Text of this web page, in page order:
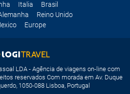
Italia
Brasil
Reino Unido
Europe
LDA - Agência de viagens on-line com
reservados Com morada em Av. Duque
1050-088 Lisboa, Portugal